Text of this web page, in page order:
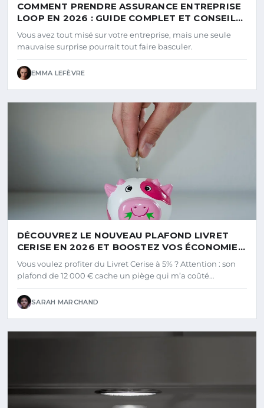
COMMENT PRENDRE ASSURANCE ENTREPRISE
LOOP EN 2026 : GUIDE COMPLET ET CONSEILS
PRATIQUES
Vous avez tout misé sur votre entreprise, mais une seule
mauvaise surprise pourrait tout faire basculer.
EMMA LEFÈVRE
DÉCOUVREZ LE NOUVEAU PLAFOND LIVRET
CERISE EN 2026 ET BOOSTEZ VOS ÉCONOMIES
!Vous voulez profiter du Livret Cerise à 5% ? Attention : son
plafond de 12 000 € cache un piège qui m’a coûté…
SARAH MARCHAND